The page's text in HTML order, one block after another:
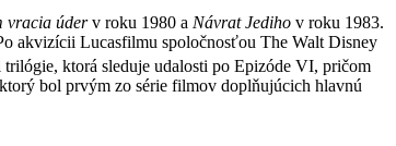
vracia úderv roku 1980 a Návrat Jediho v roku 1983.
akvizícii Lucasfilmu spoločnosťou The Walt Disney
ktorá sleduje udalosti po Epizóde VI, pričom
bol prvým zo série filmov doplňujúcich hlavnú